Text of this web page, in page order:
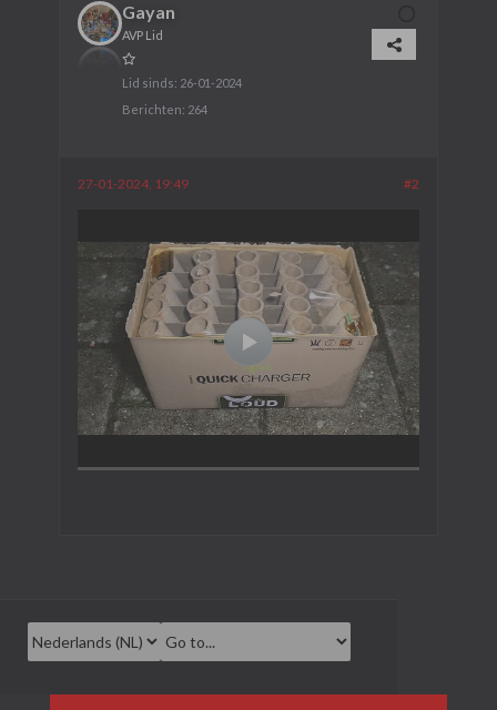
Gayan
AVP Lid
Lid sinds: 26-01-2024
Berichten: 264
#2
27-01-2024, 19:49